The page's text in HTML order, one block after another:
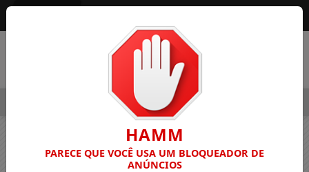
ALEGRE OSVALDO PEDRO DOS SANTOS, O “NEGUINHO
HAMM
PARECE QUE VOCÊ USA UM BLOQUEADOR DE
ANÚNCIOS